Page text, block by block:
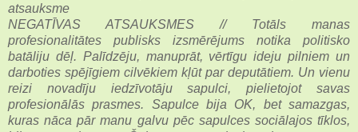
atsauksme
NEGATĪVAS ATSAUKSMES // Totāls manas
profesionalitātes publisks izsmērējums notika politisko
batāliju dēļ. Palīdzēju, manuprāt, vērtīgu ideju pilniem un
darboties spējīgiem cilvēkiem kļūt par deputātiem. Un vienu
reizi novadīju iedzīvotāju sapulci, pielietojot savas
profesionālās prasmes. Sapulce bija OK, bet samazgas,
kuras nāca pār manu galvu pēc sapulces sociālajos tīklos,